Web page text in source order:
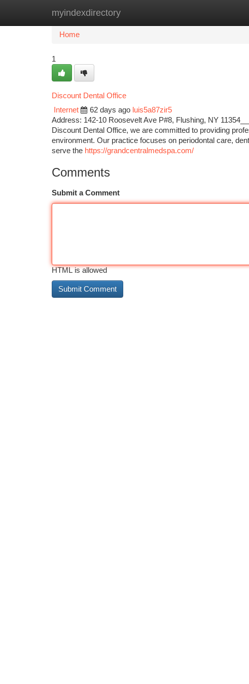
myindexdirectory
Home New Site Listings
Home
1
Discount Dental Office
Internet
62 days ago luis5a87zir5
Address: 142-10 Roosevelt Ave P#8, Flushing, NY
Discount Dental Office, we are committed to providing
environment. Our practice focuses on periodontal care,
serve the https://grandcentralmedspa.com/
Comments
Submit a Comment
HTML is allowed